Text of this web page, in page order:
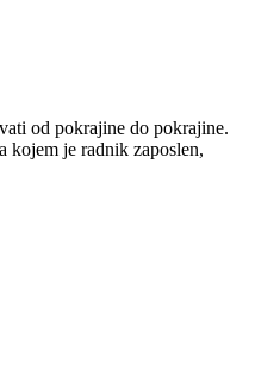
od pokrajine do pokrajine.
kojem je radnik zaposlen,